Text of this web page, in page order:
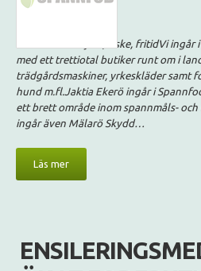
Jaktia Ekerö – jakt, fiske, fritidVi ingår
med ett trettiotal butiker runt om i
trädgårdsmaskiner, yrkeskläder samt
hund m.fl.Jaktia Ekerö ingår i
ett brett område inom spannmåls-
ingår även Mälarö Skydd…
Läs mer